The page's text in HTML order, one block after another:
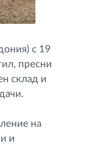
с 19
пресни
склад и
на
и